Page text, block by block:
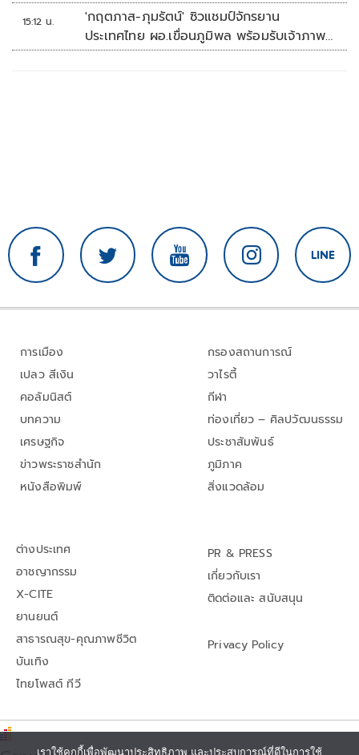
15:12 น.
'กฤตภาส-ภุมรัตน์' ซิวแชมป์จักรยาน
ประเทศไทย ผอ.เขื่อนภูมิพล พร้อมรับเจ้าภาพ
ต่อ ปี 2570
การเมือง
เปลว สีเงิน
คอลัมนิสต์
บทความ
เศรษฐกิจ
ข่าวพระราชสำนัก
หนังสือพิมพ์
กรองสถานการณ์
วาไรตี้
กีฬา
ท่องเที่ยว – ศิลปวัฒนธรรม
ประชาสัมพันธ์
ภูมิภาค
สิ่งแวดล้อม
ต่างประเทศ
อาชญากรรม
X-CITE
ยานยนต์
สาธารณสุข-คุณภาพชีวิต
บันเทิง
ไทยโพสต์ ทีวี
PR & PRESS
เกี่ยวกับเรา
ติดต่อและ สนับสนุน
Privacy Policy
เราใช้คุกกี้เพื่อพัฒนาประสิทธิภาพ และประสบการณ์ที่ดีในการใช้